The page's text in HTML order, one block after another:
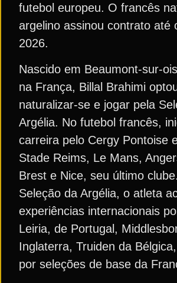
futebol europeu. O francês
argelino assinou contrato até
2026.
Nascido em Beaumont-sur-
na França, Billal Brahimi
naturalizar-se e jogar pela
Argélia. No futebol francês,
carreira pelo Cergy Pontoise
Stade Reims, Le Mans,
Brest e Nice, seu último
Seleção da Argélia, o atleta
experiências internacionais
Leiria, de Portugal,
Inglaterra, Truiden da
por seleções de base da